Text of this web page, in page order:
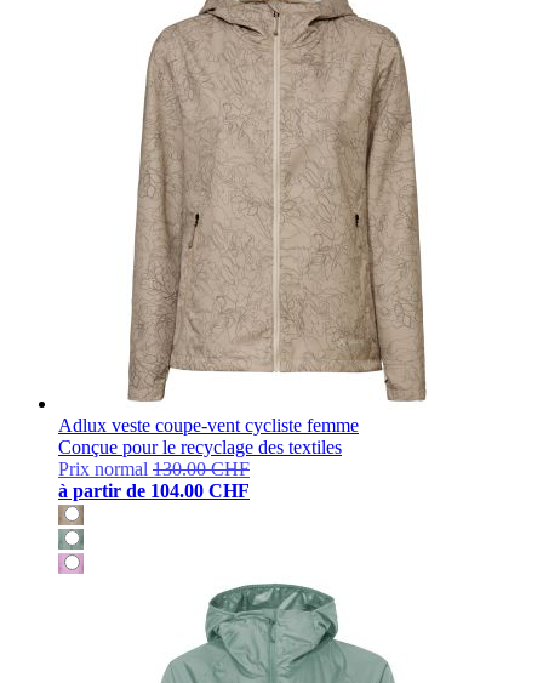
Adlux veste coupe-vent cycliste femme
Conçue pour le recyclage des textiles
Prix normal 130.00 CHF
à partir de 104.00 CHF